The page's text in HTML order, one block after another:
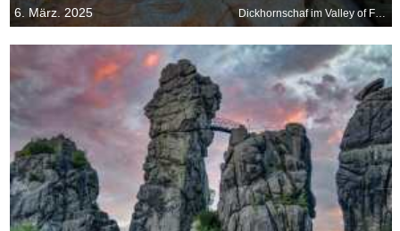
6. März. 2025 Dickhornschaf im Valley of Fire State Park, Nevada, USA